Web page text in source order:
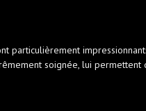
soignée, lui